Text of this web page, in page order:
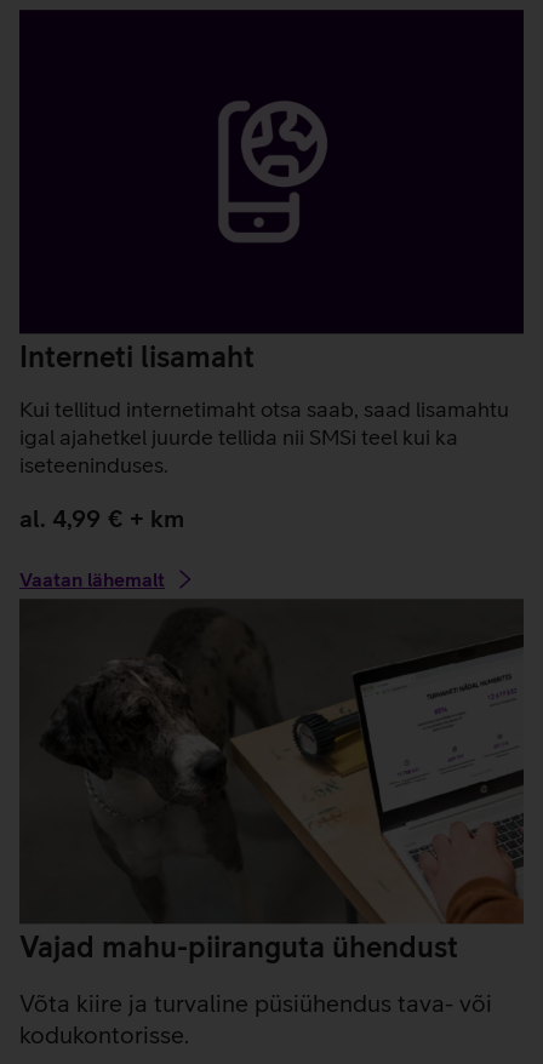
Pakkumised
Interneti lisamaht
Kui tellitud internetimaht otsa saab, saad lisamahtu
igal ajahetkel juurde tellida nii SMSi teel kui ka
iseteeninduses.
al. 4,99 € + km
Vaatan lähemalt
Vajad mahu-piiranguta ühendust
Võta kiire ja turvaline püsiühendus tava- või
kodukontorisse.